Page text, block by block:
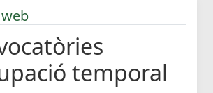
temporal